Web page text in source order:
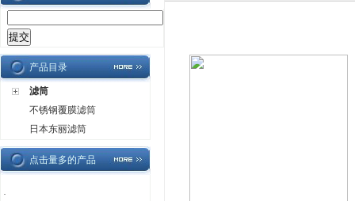
产品目录
滤筒
不锈钢覆膜滤筒
日本东丽滤筒
点击量多的产品
·